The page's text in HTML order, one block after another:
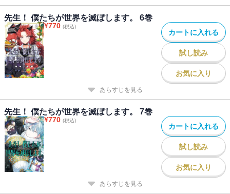
先生！ 僕たちが世界を滅ぼします。 6巻
¥770 (税込)
カートに入れる
試し読み
お気に入り
あらすじを見る
先生！ 僕たちが世界を滅ぼします。 7巻
¥770 (税込)
カートに入れる
試し読み
お気に入り
あらすじを見る